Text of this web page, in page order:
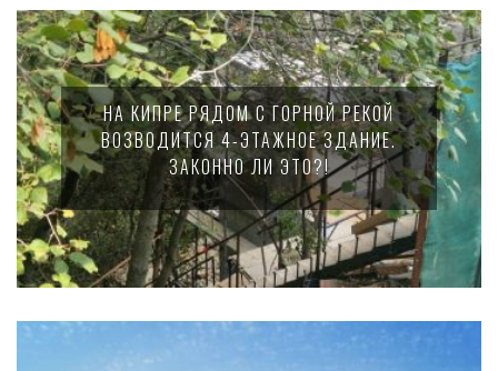
НА КИПРЕ РЯДОМ С ГОРНОЙ РЕКОЙ
ВОЗВОДИТСЯ 4-ЭТАЖНОЕ ЗДАНИЕ.
ЗАКОННО ЛИ ЭТО?!